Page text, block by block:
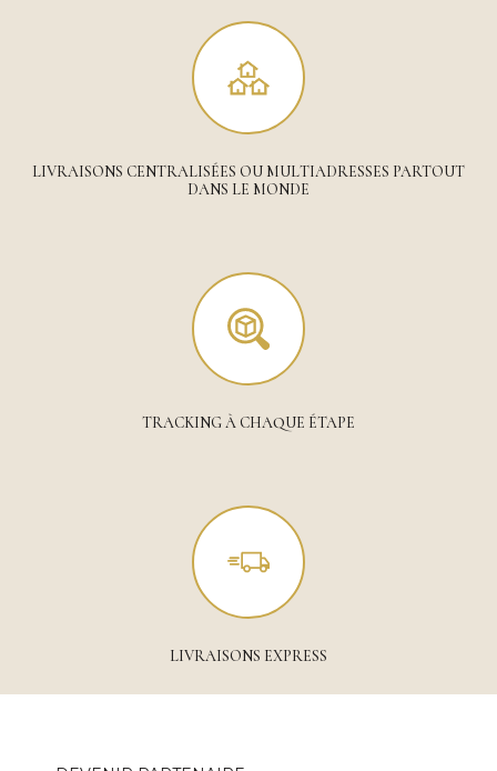
LIVRAISONS CENTRALISÉES OU MULTIADRESSES PARTOUT
DANS LE MONDE
TRACKING À CHAQUE ÉTAPE
LIVRAISONS EXPRESS